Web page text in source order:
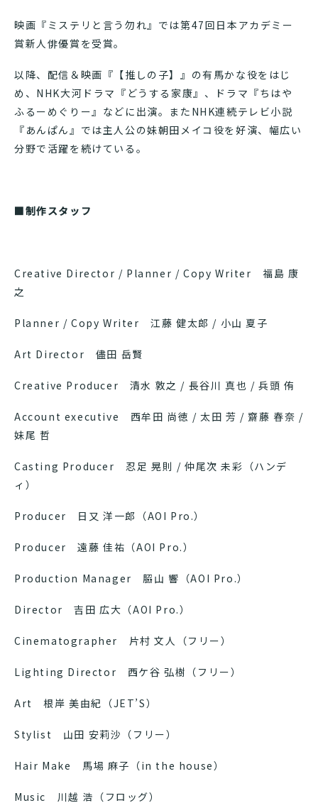
映画『ミステリと言う勿れ』では第47回日本アカデミー
賞新人俳優賞を受賞。
以降、配信＆映画『【推しの子】』の有馬かな役をはじ
め、NHK大河ドラマ『どうする家康』、ドラマ『ちはや
ふるーめぐりー』などに出演。またNHK連続テレビ小説
『あんぱん』では主人公の妹朝田メイコ役を好演、幅広い
分野で活躍を続けている。
■制作スタッフ
Creative Director / Planner / Copy Writer 福島 康
之
Planner / Copy Writer 江藤 健太郎 / ⼩⼭ 夏⼦
Art Director 儘⽥ 岳賢
Creative Producer 清⽔ 敦之 / ⻑⾕川 真也 / 兵頭 侑
Account executive ⻄牟⽥ 尚徳 / 太⽥ 芳 / 齋藤 春奈 /
妹尾 哲
Casting Producer 忍⾜ 晃則 / 仲尾次 未彩（ハンデ
ィ）
Producer ⽇⼜ 洋⼀郎（AOI Pro.）
Producer 遠藤 佳祐（AOI Pro.）
Production Manager 𦚰⼭ 響（AOI Pro.）
Director 吉⽥ 広⼤（AOI Pro.）
Cinematographer ⽚村 ⽂⼈（フリー）
Lighting Director ⻄ケ⾕ 弘樹（フリー）
Art 根岸 美由紀（JET’S）
Stylist ⼭⽥ 安莉沙（フリー）
Hair Make ⾺場 ⿇⼦（in the house）
Music 川越 浩（フロッグ）